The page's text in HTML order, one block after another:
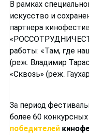
В рамках
искусство и
партнера
работы: «Там, где
(реж. Владимир
«Сквозь» (реж.
За период
более 60 конкурсных
победителей